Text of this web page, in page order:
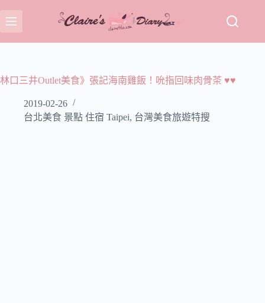
至
主
容
林口三井Outlet美食》張記海南雞飯！吮指回味肉骨茶 ♥♥
2019-02-26
台北美食 景點 住宿 Taipei, 台灣美食旅遊特搜